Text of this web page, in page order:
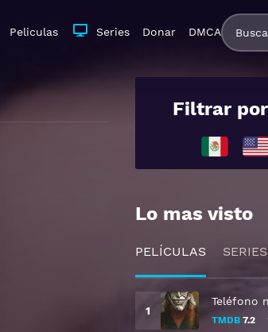
Peliculas Series Donar DMCA
Filtrar
Lo mas visto
PELÍCULAS SERIES
Teléfono
TMDB 7.2